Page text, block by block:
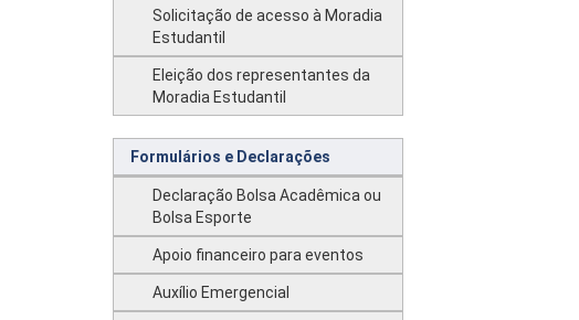
Solicitação de acesso à Moradia
Estudantil
Eleição dos representantes da
Moradia Estudantil
Formulários e Declarações
Declaração Bolsa Acadêmica ou
Bolsa Esporte
Apoio financeiro para eventos
Auxílio Emergencial